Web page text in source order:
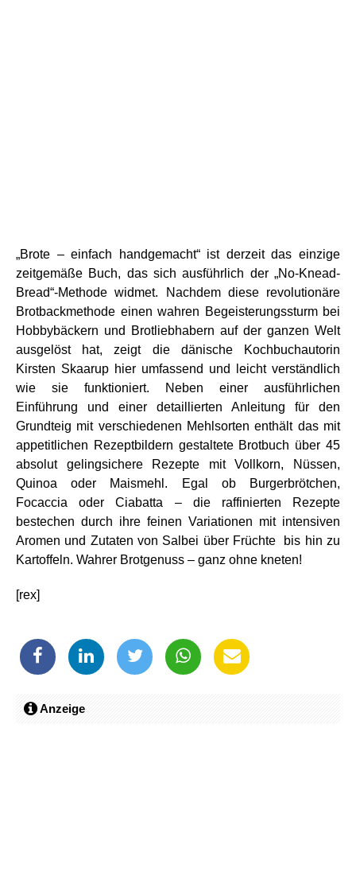
„Brote – einfach handgemacht“ ist derzeit das einzige
zeitgemäße Buch, das sich ausführlich der „No-Knead-
Bread“-Methode widmet. Nachdem diese revolutionäre
Brotbackmethode einen wahren Begeisterungssturm bei
Hobbybäckern und Brotliebhabern auf der ganzen Welt
ausgelöst hat, zeigt die dänische Kochbuchautorin
Kirsten Skaarup hier umfassend und leicht verständlich
wie sie funktioniert. Neben einer ausführlichen
Einführung und einer detaillierten Anleitung für den
Grundteig mit verschiedenen Mehlsorten enthält das mit
appetitlichen Rezeptbildern gestaltete Brotbuch über 45
absolut gelingsichere Rezepte mit Vollkorn, Nüssen,
Quinoa oder Maismehl. Egal ob Burgerbrötchen,
Focaccia oder Ciabatta – die raffinierten Rezepte
bestechen durch ihre feinen Variationen mit intensiven
Aromen und Zutaten von Salbei über Früchte bis hin zu
Kartoffeln. Wahrer Brotgenuss – ganz ohne kneten!
[rex]
Anzeige